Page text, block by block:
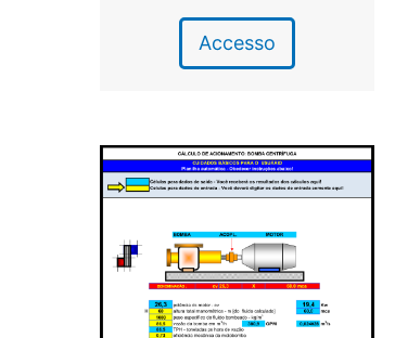
Accesso